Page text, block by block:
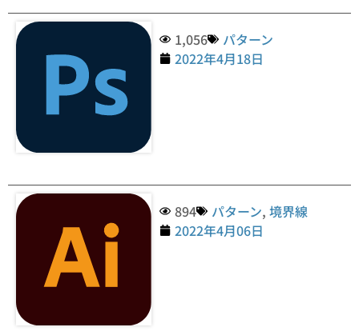
1,056
パターン
2022年4月18日
894 パターン,境界線
2022年4月06日